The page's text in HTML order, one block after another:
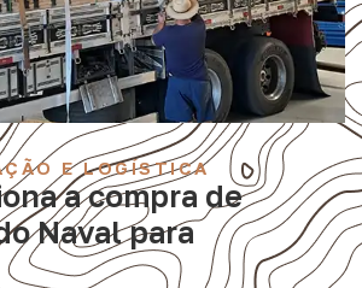
E LOGÍSTICA
a compra de
Naval para